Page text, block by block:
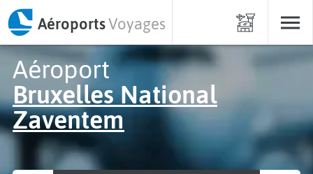
AéroportsVoyages
Aéroport
Bruxelles National
Zaventem